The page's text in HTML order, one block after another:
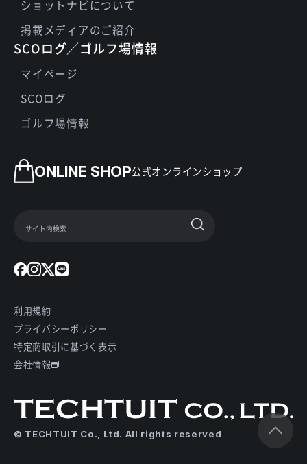
ONLINE SHOP公式オンラインショップ
利用規約
プライバシーポリシー
特定商取引に基づく表示
会社情報
© TECHTUIT Co., Ltd. All rights reserved
ショットナビについて
掲載メディアのご紹介
SCOログ／ゴルフ場情報
マイページ
SCOログ
ゴルフ場情報